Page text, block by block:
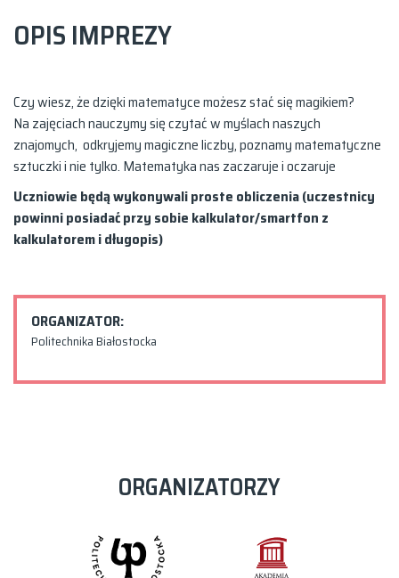
OPIS IMPREZY
Czy wiesz, że dzięki matematyce możesz stać się magikiem?
Na zajęciach nauczymy się czytać w myślach naszych
znajomych, odkryjemy magiczne liczby, poznamy matematyczne
sztuczki i nie tylko. Matematyka nas zaczaruje i oczaruje
Uczniowie będą wykonywali proste obliczenia (uczestnicy
powinni posiadać przy sobie kalkulator/smartfon z
kalkulatorem i długopis)
ORGANIZATOR:
Politechnika Białostocka
ORGANIZATORZY